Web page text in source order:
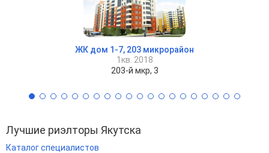
ЖК дом 1-7, 203 микрорайон
1кв. 2018
203-й мкр, 3
Лучшие риэлторы Якутска
Каталог специалистов